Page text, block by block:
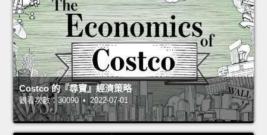
Costco 的『尋寶』經濟策略
觀看次數：30090 • 2022-07-01